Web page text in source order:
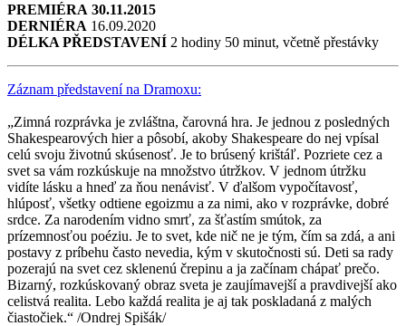
PREMIÉRA 30.11.2015
DERNIÉRA 16.09.2020
DÉLKA PŘEDSTAVENÍ 2 hodiny 50 minut, včetně přestávky
Záznam představení na Dramoxu:
„Zimná rozprávka je zvláštna, čarovná hra. Je jednou z posledných
Shakespearových hier a pôsobí, akoby Shakespeare do nej vpísal
celú svoju životnú skúsenosť. Je to brúsený krištáľ. Pozriete cez a
svet sa vám rozkúskuje na množstvo útržkov. V jednom útržku
vidíte lásku a hneď za ňou nenávisť. V ďalšom vypočítavosť,
hlúposť, všetky odtiene egoizmu a za nimi, ako v rozprávke, dobré
srdce. Za narodením vidno smrť, za šťastím smútok, za
prízemnosťou poéziu. Je to svet, kde nič ne je tým, čím sa zdá, a ani
postavy z príbehu často nevedia, kým v skutočnosti sú. Deti sa rady
pozerajú na svet cez sklenenú črepinu a ja začínam chápať prečo.
Bizarný, rozkúskovaný obraz sveta je zaujímavejší a pravdivejší ako
celistvá realita. Lebo každá realita je aj tak poskladaná z malých
čiastočiek.“ /Ondrej Spišák/